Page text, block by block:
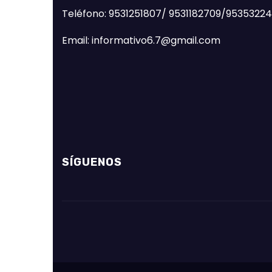
Teléfono: 9531251807/ 9531182709/
Email: informativo6.7@gmail.com
SÍGUENOS